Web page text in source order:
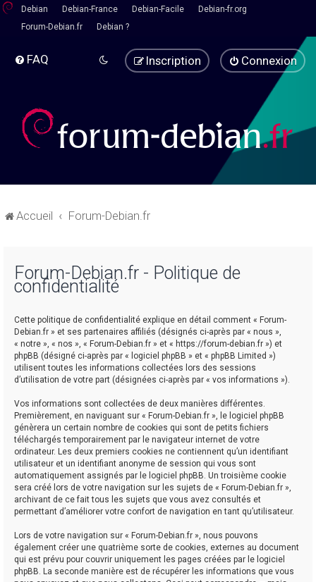
Debian Debian-France Debian-Facile
Debian-fr.org
Forum-Debian.fr
Debian ?
FAQ Connexion
Inscription
Accueil Forum-Debian.fr
Forum-Debian.fr - Politique de
confidentialité
Cette politique de confidentialité explique en détail comment « Forum-
Debian.fr » et ses partenaires affiliés (désignés ci-après par « nous »,
« notre », « nos », « Forum-Debian.fr » et « https://forum-debian.fr ») et
phpBB (désigné ci-après par « logiciel phpBB » et « phpBB Limited »)
utilisent toutes les informations collectées lors des sessions
d’utilisation de votre part (désignées ci-après par « vos informations »).
Vos informations sont collectées de deux manières différentes.
Premièrement, en naviguant sur « Forum-Debian.fr », le logiciel phpBB
génèrera un certain nombre de cookies qui sont de petits fichiers
téléchargés temporairement par le navigateur internet de votre
ordinateur. Les deux premiers cookies ne contiennent qu’un identifiant
utilisateur et un identifiant anonyme de session qui vous sont
automatiquement assignés par le logiciel phpBB. Un troisième cookie
sera créé lors de votre navigation sur les sujets de « Forum-Debian.fr »,
archivant de ce fait tous les sujets que vous avez consultés et
permettant d’améliorer votre confort de navigation en tant qu’utilisateur.
Lors de votre navigation sur « Forum-Debian.fr », nous pouvons
également créer une quatrième sorte de cookies, externes au document
qui est prévu pour couvrir uniquement les pages créées par le logiciel
phpBB. La seconde manière est de récupérer les informations que vous